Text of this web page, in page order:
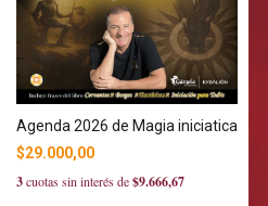
Agenda 2026 de Magia iniciatica
$29.000,00
3cuotas sin interés de$9.666,67